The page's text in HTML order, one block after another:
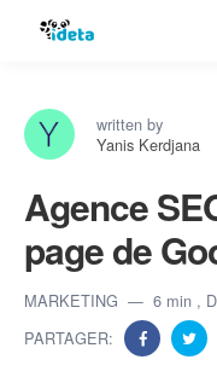
written by
Yanis Kerdjana
Agence
page de
MARKETING 6 min ,
PARTAGER: